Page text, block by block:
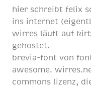
hier schreibt felix
ins internet
wirres läuft auf
gehostet.
brevia-font von
awesome.
commons lizenz,